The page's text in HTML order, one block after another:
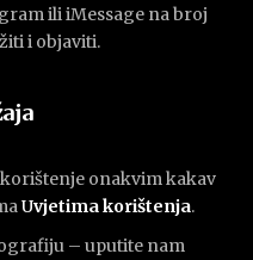
ili iMessage na broj
i objaviti.
onakvim kakav
Uvjetima korištenja.
– uputite nam